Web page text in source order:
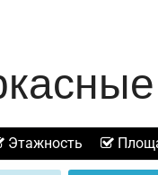
Этажность